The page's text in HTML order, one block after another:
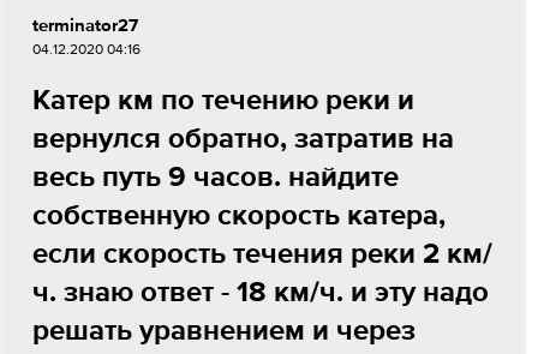
terminator27
04.12.2020 04:16
Катер км по течению реки и
вернулся обратно, затратив на
весь путь 9 часов. найдите
собственную скорость катера,
если скорость течения реки 2 км/
ч. знаю ответ - 18 км/ч. и эту надо
решать уравнением и через